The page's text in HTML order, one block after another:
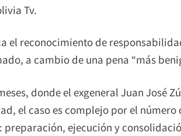
Tv.
el reconocimiento de
a cambio de una pena “más
donde el exgeneral Juan José
el caso es complejo por el número
ejecución y